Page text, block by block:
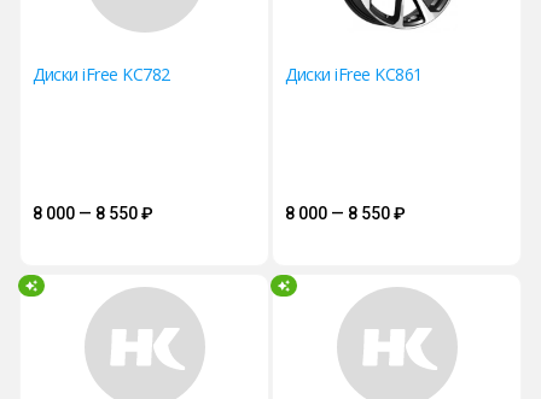
Диски iFree KC782
8 000 — 8 550₽
Диски iFree KC861
8 000 — 8 550₽